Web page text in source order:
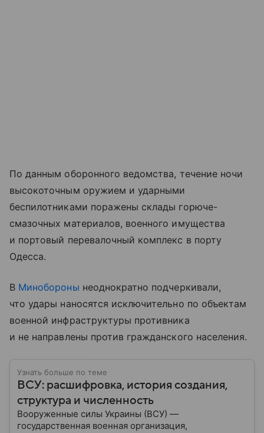
По данным оборонного ведомства, течение ночи
высокоточным оружием и ударными
беспилотниками поражены склады горюче-
смазочных материалов, военного имущества
и портовый перевалочный комплекс в порту
Одесса.
В Минобороны неоднократно подчеркивали,
что удары наносятся исключительно по объектам
военной инфраструктуры противника
и не направлены против гражданского населения.
Узнать больше по теме
ВСУ: расшифровка, история создания,
структура и численность
Вооруженные силы Украины (ВСУ) —
государственная военная организация,